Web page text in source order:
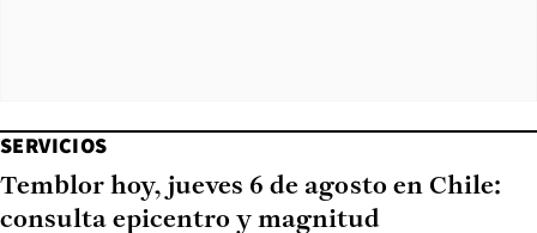
SERVICIOS
Temblor hoy, jueves 6 de agosto en Chile:
consulta epicentro y magnitud